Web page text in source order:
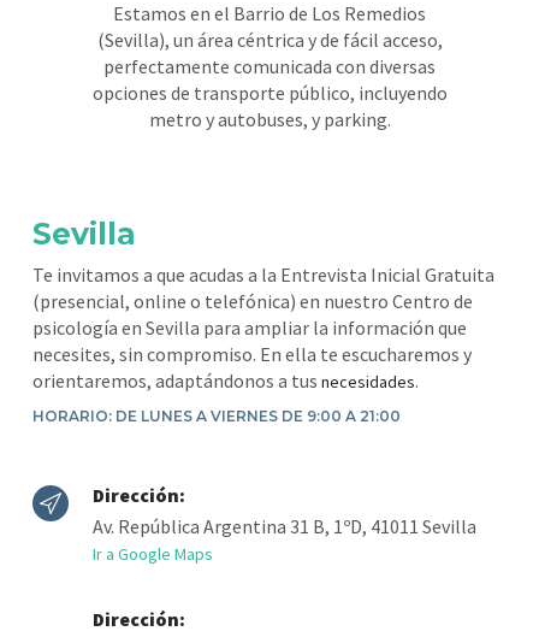
Estamos en el Barrio de Los Remedios
(Sevilla), un área céntrica y de fácil acceso,
perfectamente comunicada con diversas
opciones de transporte público, incluyendo
metro y autobuses, y parking.
Sevilla
Te invitamos a que acudas a la Entrevista Inicial Gratuita
(presencial, online o telefónica) en nuestro Centro de
psicología en Sevilla para ampliar la información que
necesites, sin compromiso. En ella te escucharemos y
orientaremos, adaptándonos a tus necesidades.
HORARIO: DE LUNES A VIERNES DE 9:00 A 21:00
Dirección:
Av. República Argentina 31 B, 1ºD, 41011 Sevilla
Ir a Google Maps
Dirección: